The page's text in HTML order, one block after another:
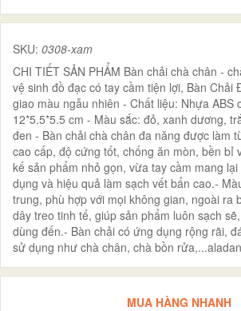
SKU: 0308-xam
CHI TIẾT SẢN PHẨM Bàn chải chà chân -
vệ sinh đồ đạc có tay cầm tiện lợi, Bàn Chải
giao màu ngẫu nhiên - Chất liệu: Nhựa ABS
12*5.5*5.5 cm - Màu sắc: đỏ, xanh dương,
đen - Bàn chải chà chân đa năng được làm
cao cấp, độ cứng tốt, chống ăn mòn, bền bỉ
kế sản phẩm nhỏ gọn, vừa tay cầm mang
dụng và hiệu quả làm sạch vết bẩn cao.-
trung, phù hợp với mọi không gian, ngoài ra
dây treo tinh tế, giúp sản phẩm luôn sạch
dùng đến.- Bàn chải có ứng dụng rộng rãi,
sử dụng như chà chân, chà bồn
MUA HÀNG NHANH